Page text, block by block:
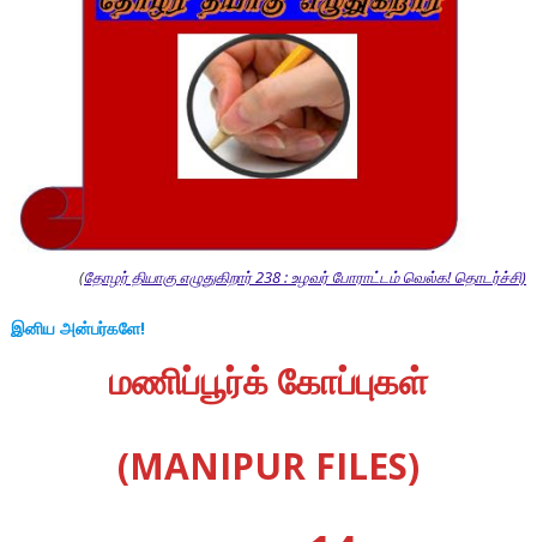
(தோழர் தியாகு எழுதுகிறார் 238 : உழவர் போராட்டம் வெல்க! தொடர்ச்சி)
இனிய அன்பர்களே!
மணிப்பூர்க் கோப்புகள்
(MANIPUR FILES)